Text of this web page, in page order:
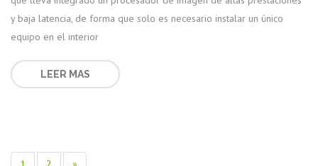
y baja latencia, de forma que solo es necesario instalar un único
equipo en el interior
LEER MAS